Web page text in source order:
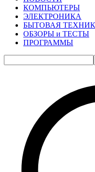
КОМПЬЮТЕРЫ
ЭЛЕКТРОНИКА
БЫТОВАЯ
ОБЗОРЫ и ТЕСТЫ
ПРОГРАММЫ